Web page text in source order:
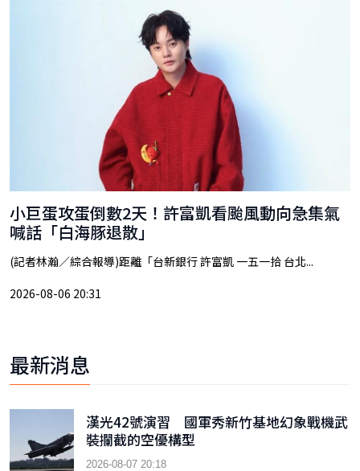
小巨蛋攻蛋倒數2天！許富凱看颱風動向急集氣
喊話「白海豚退散」
(記者林瀚／綜合報導)距離「台新銀行 許富凱 一五一拾 台北...
2026-08-06 20:31
最新消息
漢光42號演習 國軍秀新竹基地幻象戰機武
裝攔截的空優構型
2026-08-07 20:18